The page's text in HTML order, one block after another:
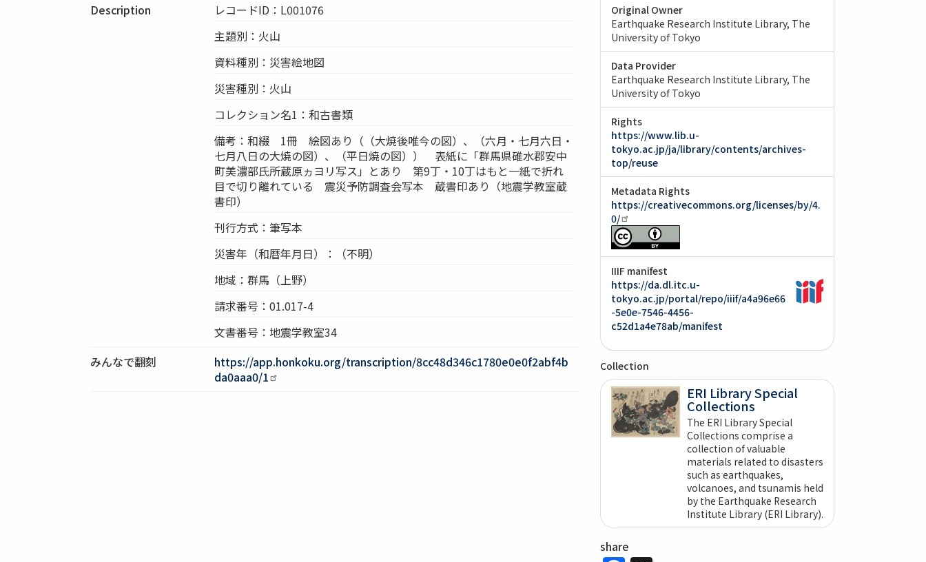
Description
レコードID：L001076
主題別：火山
資料種別：災害絵地図
災害種別：火山
コレクション名1：和古書類
備考：和綴 1冊 絵図あり（（大焼後唯今の図）、（六月・七月六日・
七月八日の大焼の図）、（平日焼の図）） 表紙に「群馬県碓水郡安中
町美濃部氏所蔵原ヵヨリ写ス」とあり 第9丁・10丁はもと一紙で折れ
目で切り離れている 震災予防調査会写本 蔵書印あり（地震学教室蔵
書印）
刊行方式：筆写本
災害年（和暦年月日）：（不明）
地域：群馬（上野）
請求番号：01.017-4
文書番号：地震学教室34
みんなで翻刻
https://app.honkoku.org/transcription/8cc48d346c1780e0e0f2abf4b
da0aaa0/1
Original Owner
Earthquake Research Institute Library, The
University of Tokyo
Data Provider
Earthquake Research Institute Library, The
University of Tokyo
Rights
https://www.lib.u-
tokyo.ac.jp/ja/library/contents/archives-
top/reuse
Metadata Rights
https://creativecommons.org/licenses/by/4.
0/
IIIF manifest
https://da.dl.itc.u-
tokyo.ac.jp/portal/repo/iiif/a4a96e66
-5e0e-7546-4456-
c52d1a4e78ab/manifest
Collection
ERI Library Special
Collections
The ERI Library Special
Collections comprise a
collection of valuable
materials related to disasters
such as earthquakes,
volcanoes, and tsunamis held
by the Earthquake Research
Institute Library (ERI Library).
share